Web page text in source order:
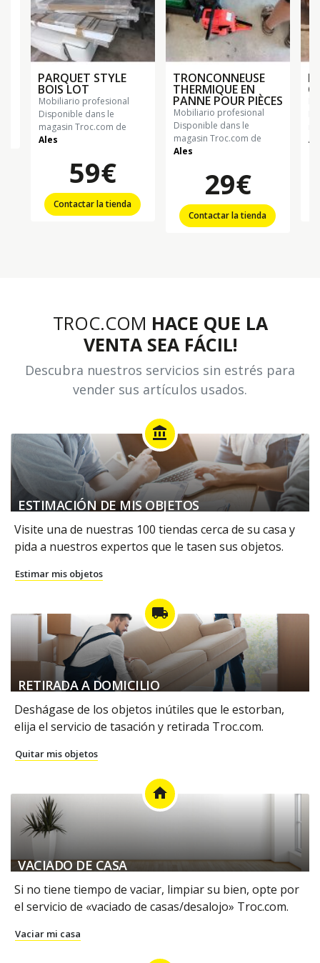
PARQUET STYLE
BOIS LOT
mobiliario profesional
Disponible dans le
magasin Troc.com de
Ales
59€
Contactar la tienda
TRONCONNEUSE
THERMIQUE EN
PANNE POUR PIÈCES
mobiliario profesional
Disponible dans le
magasin Troc.com de
Ales
29€
Contactar la tienda
TROC.COM HACE QUE LA
VENTA SEA FÁCIL!
Descubra nuestros servicios sin estrés para
vender sus artículos usados.
account_balance
ESTIMACIÓN DE MIS OBJETOS
Visite una de nuestras 100 tiendas cerca de su casa y
pida a nuestros expertos que le tasen sus objetos.
Estimar mis objetos
local_shipping
RETIRADA A DOMICILIO
Deshágase de los objetos inútiles que le estorban,
elija el servicio de tasación y retirada Troc.com.
Quitar mis objetos
home
VACIADO DE CASA
Si no tiene tiempo de vaciar, limpiar su bien, opte por
el servicio de «vaciado de casas/desalojo» Troc.com.
Vaciar mi casa